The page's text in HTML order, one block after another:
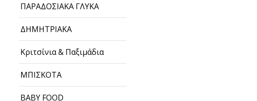
ΠΑΡΑΔΟΣΙΑΚΑ ΓΛΥΚΑ
ΔΗΜΗΤΡΙΑΚΑ
Κριτσίνια & Παξιμάδια
ΜΠΙΣΚΟΤΑ
BABY FOOD